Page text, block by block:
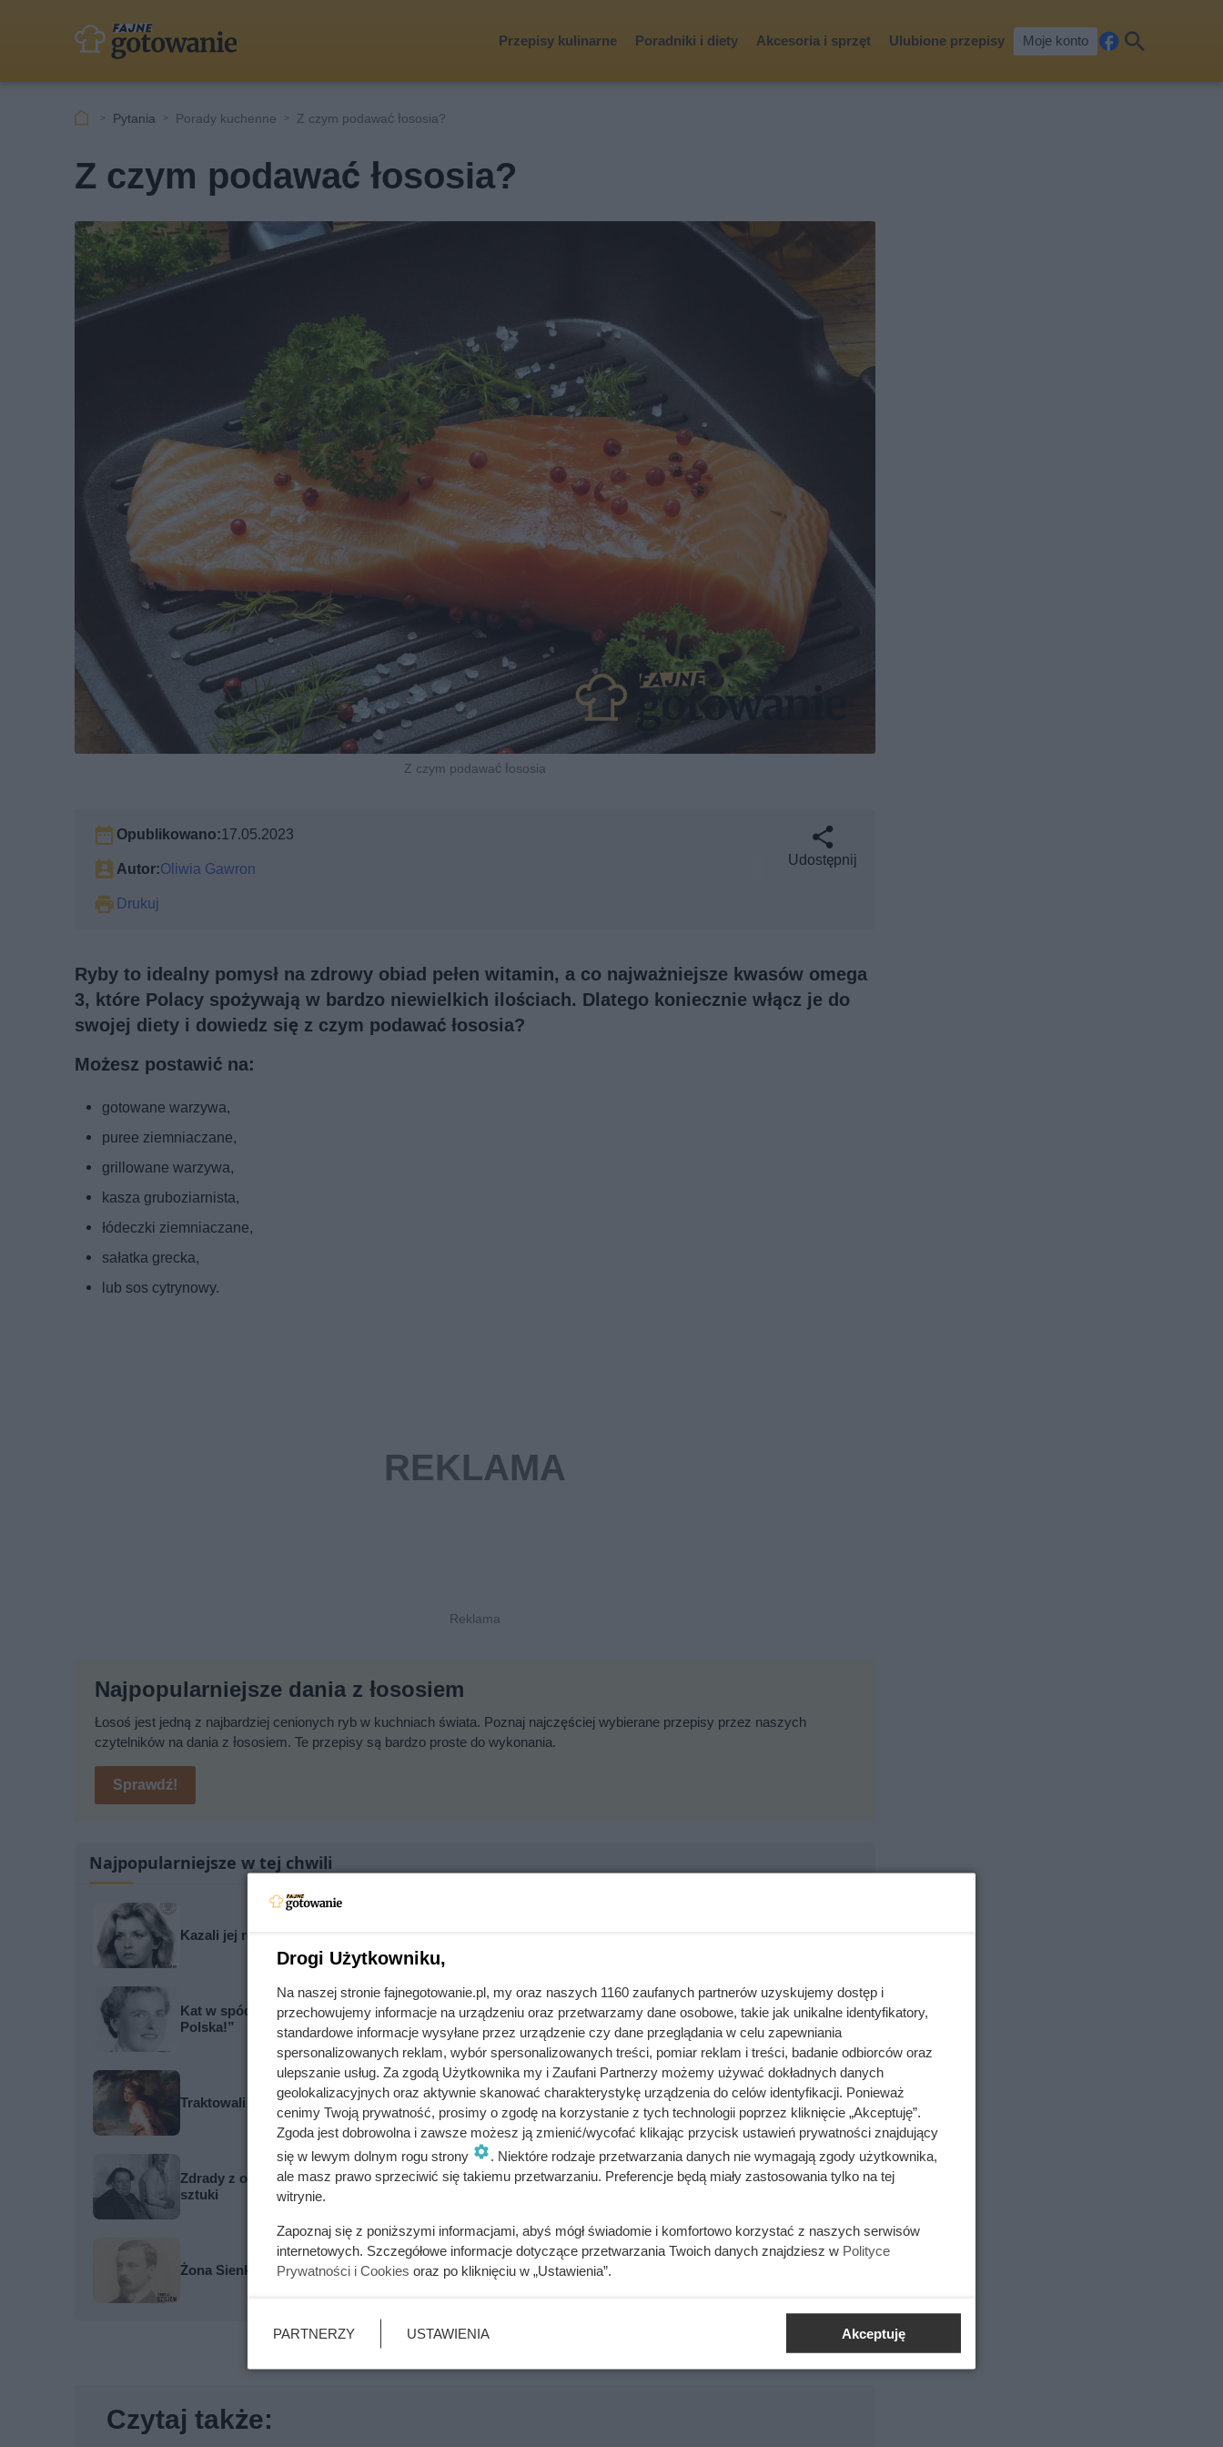
Przepisy kulinarne Poradniki i diety Akcesoria i sprzęt Ulubione przepisy Moje konto
cebkaj
Pytania Porady kuchenne Z czym podawać łososia?
Z czym podawać łososia?
Z czym podawać łososia
Opublikowano:17.05.2023
Autor:Oliwia Gawron
Drukuj
Udostępnij
Ryby to idealny pomysł na zdrowy obiad pełen witamin, a co najważniejsze kwasów omega
3, które Polacy spożywają w bardzo niewielkich ilościach. Dlatego koniecznie włącz je do
swojej diety i dowiedz się z czym podawać łososia?
Możesz postawić na:
gotowane warzywa,
puree ziemniaczane,
grillowane warzywa,
kasza gruboziarnista,
łódeczki ziemniaczane,
sałatka grecka,
lub sos cytrynowy.
Najpopularniejsze dania z łososiem
Łosoś jest jedną z najbardziej cenionych ryb w kuchniach świata. Poznaj najczęściej wybierane przepisy przez naszych
czytelników na dania z łososiem. Te przepisy są bardzo proste do wykonania.
Sprawdź!
Najpopularniejsze w tej chwili
Kazali jej rozbierać się w niemal każdym filmie. Przekleństwo polskiej seksbomby lat 80.
Kat w spódnicy. Najokrutniejsza nadzorczyni Auschwitz przed egzekucją wykrzyknęła „Niech żyje
Polska!”
Traktowali ją jak zabawkę i przekazywali z rąk do rąk. Niewiarygodne losy słynnej skandalistki
Zdrady z obojgiem płci i romans z siostrą. Ta relacja była najbardziej toksycznym związkiem w historii
sztuki
Żona Sienkiewicza uciekła podczas podróży poślubnej. Powód do dziś szokuje
Czytaj także:
Drogi Użytkowniku,
Na naszej stronie fajnegotowanie.pl, my oraz naszych 1160 zaufanych partnerów uzyskujemy dostęp i
przechowujemy informacje na urządzeniu oraz przetwarzamy dane osobowe, takie jak unikalne identyfikatory,
standardowe informacje wysyłane przez urządzenie czy dane przeglądania w celu zapewniania
spersonalizowanych reklam, wybór spersonalizowanych treści, pomiar reklam i treści, badanie odbiorców oraz
ulepszanie usług. Za zgodą Użytkownika my i Zaufani Partnerzy możemy używać dokładnych danych
geolokalizacyjnych oraz aktywnie skanować charakterystykę urządzenia do celów identyfikacji. Ponieważ
cenimy Twoją prywatność, prosimy o zgodę na korzystanie z tych technologii poprzez kliknięcie „Akceptuję”.
Zgoda jest dobrowolna i zawsze możesz ją zmienić/wycofać klikając przycisk ustawień prywatności znajdujący
się w lewym dolnym rogu strony
. Niektóre rodzaje przetwarzania danych nie wymagają zgody użytkownika,
ale masz prawo sprzeciwić się takiemu przetwarzaniu. Preferencje będą miały zastosowania tylko na tej
witrynie.
Zapoznaj się z poniższymi informacjami, abyś mógł świadomie i komfortowo korzystać z naszych serwisów
internetowych. Szczegółowe informacje dotyczące przetwarzania Twoich danych znajdziesz w Polityce
Prywatności i Cookies oraz po kliknięciu w „Ustawienia”.
PARTNERZY USTAWIENIA Akceptuję